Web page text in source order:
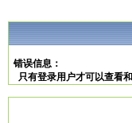
错误信息：
只有登录用户才可以查看